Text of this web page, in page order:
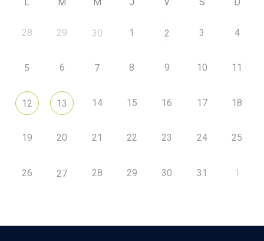
28 29 30 1 2 3 4
5 6 7 8 9 10 11
12 13 14 15 16 17 18
19 20 21 22 23 24 25
26 27 28 29 30 31 1